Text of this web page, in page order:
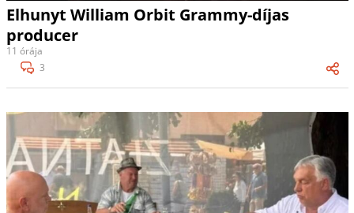
Elhunyt William Orbit Grammy-díjas
producer
11 órája
3